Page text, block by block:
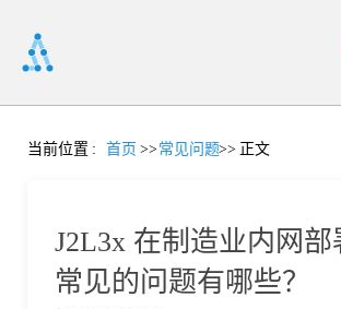
首
当前位置 : 首页 >>常见问题>> 正文
J2L3x 在制造业内网部
常见的问题有哪些？